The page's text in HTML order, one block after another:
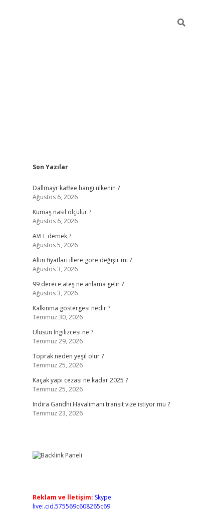
Sidebar
Son Yazılar
Dallmayr kaffee hangi ülkenin ?
Ağustos 6, 2026
Kumaş nasıl ölçülür ?
Ağustos 6, 2026
AVEL demek ?
Ağustos 5, 2026
Altın fiyatları illere göre değişir mi ?
Ağustos 3, 2026
99 derece ateş ne anlama gelir ?
Ağustos 3, 2026
Kalkınma göstergesi nedir ?
Temmuz 30, 2026
Ulusun İngilizcesi ne ?
Temmuz 29, 2026
Toprak neden yeşil olur ?
Temmuz 25, 2026
Kaçak yapı cezası ne kadar 2025 ?
Temmuz 25, 2026
Indira Gandhi Havalimanı transit vize istiyor mu ?
Temmuz 23, 2026
Reklam ve İletişim: Skype:
live:.cid.575569c608265c69